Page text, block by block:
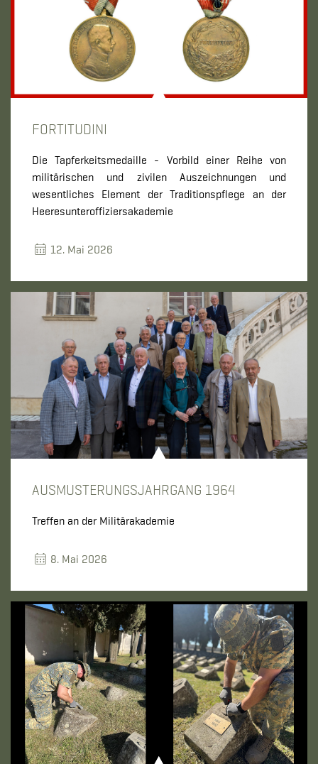
FORTITUDINI
Die Tapferkeitsmedaille - Vorbild einer Reihe von
militärischen und zivilen Auszeichnungen und
wesentliches Element der Traditionspflege an der
Heeresunteroffiziersakademie
12. Mai 2026
AUSMUSTERUNGSJAHRGANG 1964
Treffen an der Militärakademie
8. Mai 2026